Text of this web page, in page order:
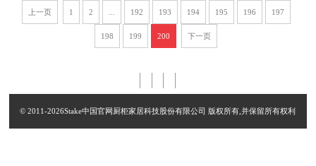
上一页 1 2 192 193 194 195 196 197
198 199 200 下一页
© 2011-2026Stake中国官网厨柜家居科技股份有限公司 版权所有,并保留所有权利